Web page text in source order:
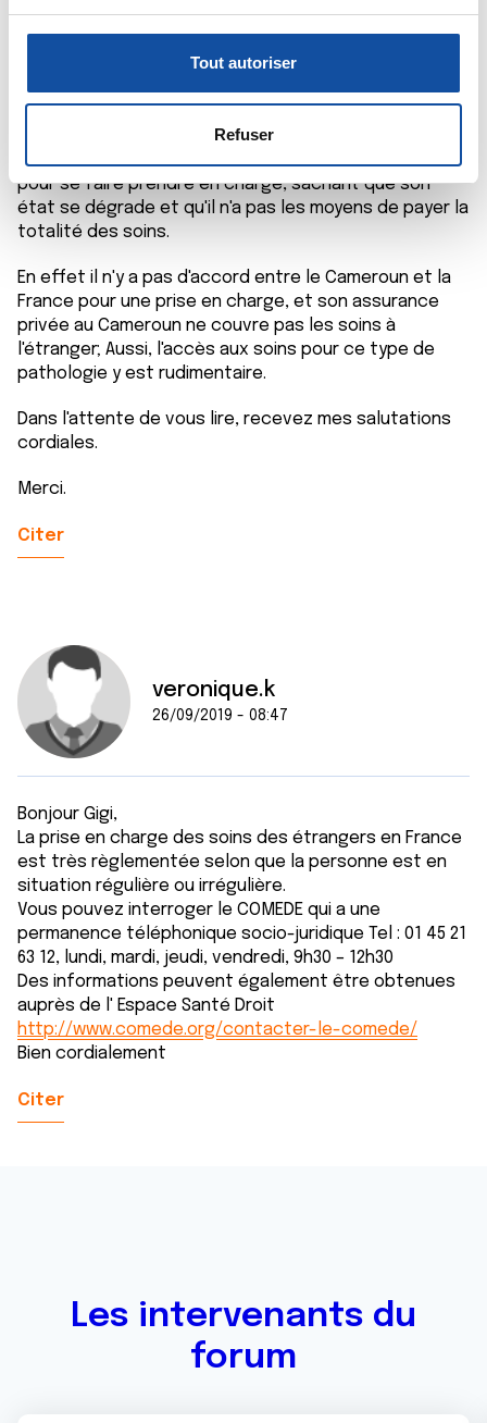
personnelles et définir vos préférences, reportez-vous à
votre consentement à tout moment à partir de la
déclaration sur les cookies.
Les cookies nous permettent de personnaliser le contenu
et les annonces, d'offrir des fonctionnalités relatives aux
médias sociaux et d'analyser notre trafic. Nous
notre site avec nos partenaires de médias sociaux, de
publicité et d'analyse, qui peuvent combiner celles-ci
avec d'autres informations que vous leur avez fournies
ou qu'ils ont collectées lors de votre utilisation de leurs
t
m
Tout autoriser
Refuser
Je m'excuse vraiment de poster mon problème ici,
Je vous écris afin de savoir quelles possibilités un
étranger Camerounais arrivé sur le territoire français
avec un visa court séjour, et qui souffre de cancer, a
pour se faire prendre en charge, sachant que son
état se dégrade et qu'il n'a pas les moyens de payer la
totalité des soins.
En effet il n'y a pas d'accord entre le Cameroun et la
France pour une prise en charge, et son assurance
privée au Cameroun ne couvre pas les soins à
l'étranger; Aussi, l'accès aux soins pour ce type de
pathologie y est rudimentaire.
Dans l'attente de vous lire, recevez mes salutations
cordiales.
Merci.
Citer
veronique.k
26/09/2019 - 08:47
Bonjour Gigi,
La prise en charge des soins des étrangers en France
est très règlementée selon que la personne est en
situation régulière ou irrégulière.
Vous pouvez interroger le COMEDE qui a une
permanence téléphonique socio-juridique Tel : 01 45 21
63 12, lundi, mardi, jeudi, vendredi, 9h30 – 12h30
Des informations peuvent également être obtenues
auprès de l' Espace Santé Droit
http://www.comede.org/contacter-le-comede/
Bien cordialement
Citer
Les intervenants du
forum